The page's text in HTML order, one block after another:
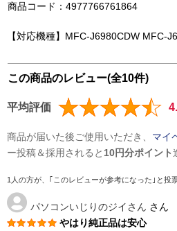
商品コード：4977766761864
【対応機種】MFC-J6980CDW MFC-
この商品のレビュー(全10件)
平均評価
商品が届いた後ご使用いただき、 マイ
ー投稿＆採用されると 10円分ポイント
1人の方が、｢このレビューが参考になった｣と投
パソコンいじりのジイさん さん
やはり純正品は安心